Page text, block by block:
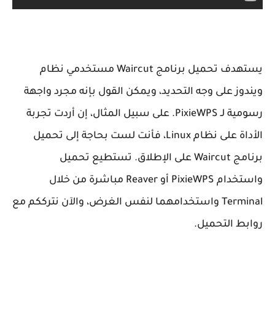
يستهدف تحميل برنامج Waircut مستخدمي نظام
ويندوز على وجه التحديد، ويمكن القول بإنه مجرد واجهة
رسومية لـ PixieWPS. على سبيل المثال، إن أردت تجربة
الأداة على نظام Linux، فأنت لست بحاجة إلى تحميل
برنامج Waircut على الإطلاق. تستطيع تحميل
واستخدام PixieWPS أو Reaver مباشرة من خلال
Terminal واستخدامهما لنفس الغرض، والآن نترككم مع
روابط التحميل.